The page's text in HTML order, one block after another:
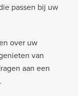
passen bij uw
over uw
van
aan een